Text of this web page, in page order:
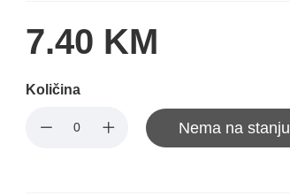
7.40 KM
Količina
Nema na stanju